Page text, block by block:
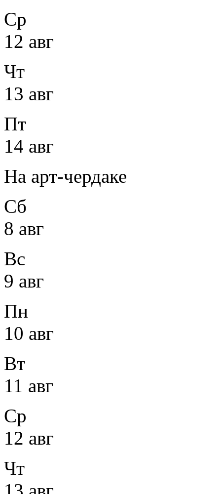
Ср
12 авг
Чт
13 авг
Пт
14 авг
На арт-чердаке
Сб
8 авг
Вс
9 авг
Пн
10 авг
Вт
11 авг
Ср
12 авг
Чт